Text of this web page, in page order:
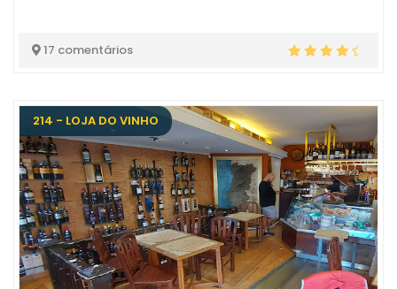
17 comentários
214 - LOJA DO VINHO